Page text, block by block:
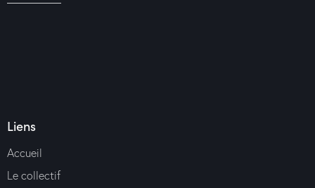
Liens
Accueil
Le collectif